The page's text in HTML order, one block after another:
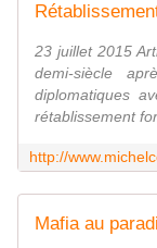
23 juillet 2015
demi-siècle
diplomatiques
rétablissement
Mafia au